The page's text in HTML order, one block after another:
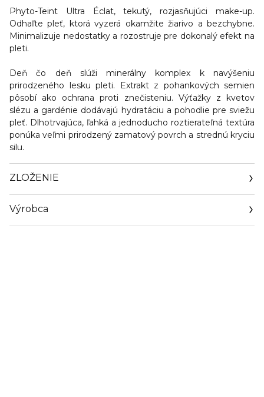
Phyto-Teint Ultra Éclat, tekutý, rozjasňujúci make-up.
Odhaľte pleť, ktorá vyzerá okamžite žiarivo a bezchybne.
Minimalizuje nedostatky a rozostruje pre dokonalý efekt na
pleti.
Deň čo deň slúži minerálny komplex k navýšeniu
prirodzeného lesku pleti. Extrakt z pohankových semien
pôsobí ako ochrana proti znečisteniu. Výťažky z kvetov
slézu a gardénie dodávajú hydratáciu a pohodlie pre sviežu
pleť. Dlhotrvajúca, ľahká a jednoducho roztierateľná textúra
ponúka veľmi prirodzený zamatový povrch a strednú kryciu
silu.
ZLOŽENIE
Výrobca